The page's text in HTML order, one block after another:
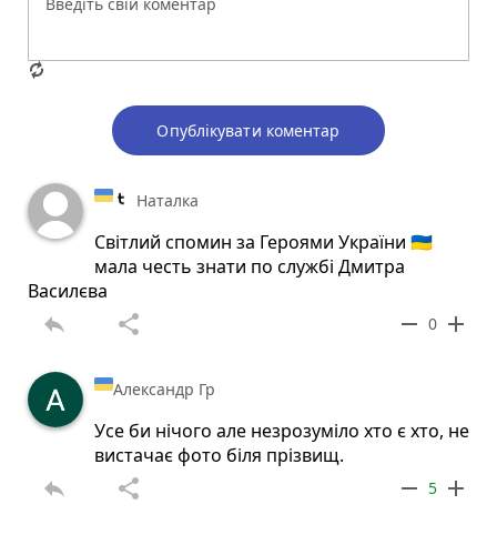
Опублікувати коментар
Наталка
Світлий спомин за Героями України 🇺🇦
мала честь знати по службі Дмитра
Василєва
reply share remove 0 add
Александр Гр
Усе би нічого але незрозуміло хто є хто, не
вистачає фото біля прізвищ.
reply share remove 5 add